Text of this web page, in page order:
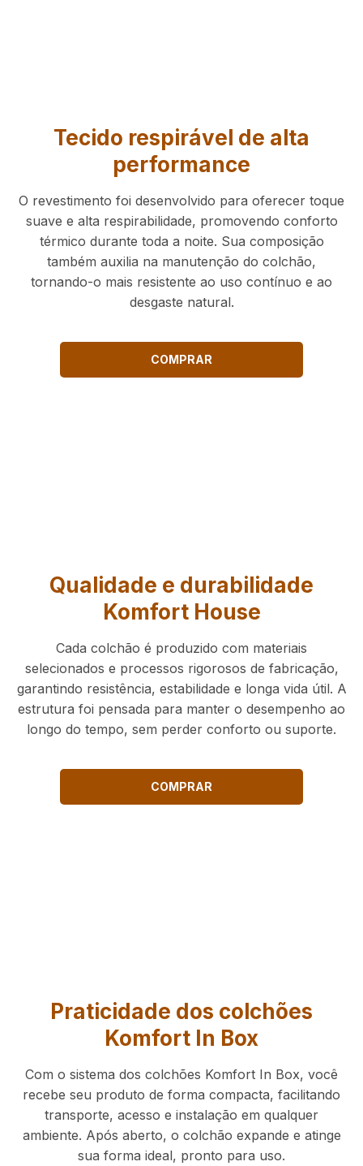
Tecido respirável de alta
performance
O revestimento foi desenvolvido para oferecer toque
suave e alta respirabilidade, promovendo conforto
térmico durante toda a noite. Sua composição
também auxilia na manutenção do colchão,
tornando-o mais resistente ao uso contínuo e ao
desgaste natural.
COMPRAR
Qualidade e durabilidade
Komfort House
Cada colchão é produzido com materiais
selecionados e processos rigorosos de fabricação,
garantindo resistência, estabilidade e longa vida útil. A
estrutura foi pensada para manter o desempenho ao
longo do tempo, sem perder conforto ou suporte.
COMPRAR
Praticidade dos colchões
Komfort In Box
Com o sistema dos colchões Komfort In Box, você
recebe seu produto de forma compacta, facilitando
transporte, acesso e instalação em qualquer
ambiente. Após aberto, o colchão expande e atinge
sua forma ideal, pronto para uso.